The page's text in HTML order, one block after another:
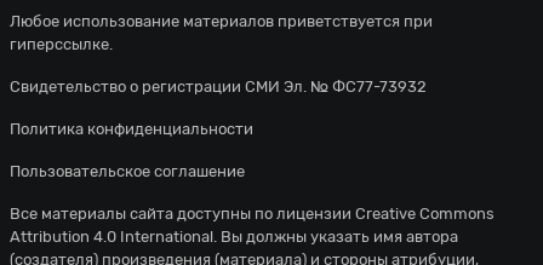
Любое использование материалов приветствуется при
гиперссылке.
Свидетельство о регистрации СМИ Эл. № ФС77-73932
Политика конфиденциальности
Пользовательское соглашение
Все материалы сайта доступны по лицензии Creative Commons
Attribution 4.0 International. Вы должны указать имя автора
(создателя) произведения (материала) и стороны атрибуции,